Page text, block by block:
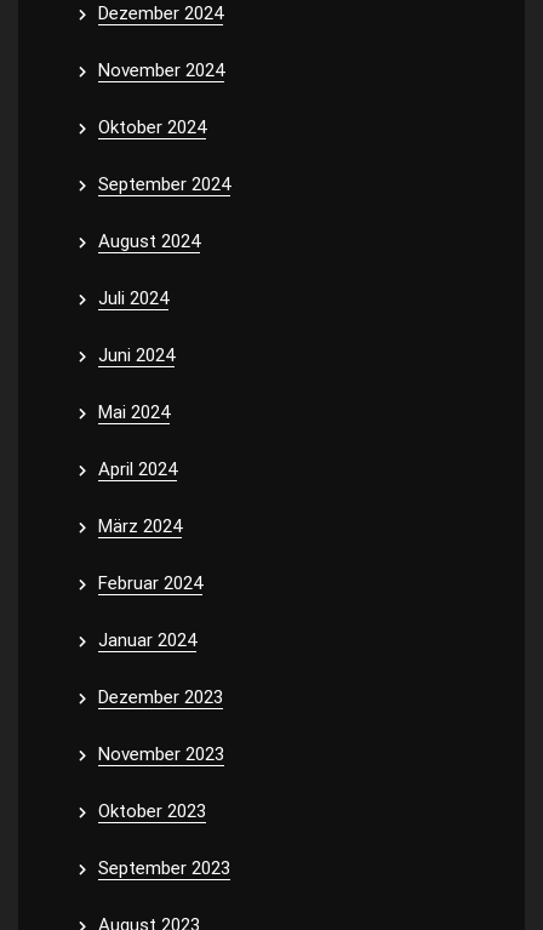
Dezember 2024
November 2024
Oktober 2024
September 2024
August 2024
Juli 2024
Juni 2024
Mai 2024
April 2024
März 2024
Februar 2024
Januar 2024
Dezember 2023
November 2023
Oktober 2023
September 2023
August 2023